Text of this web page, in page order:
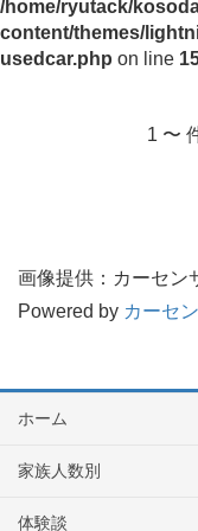
/home/ryutack/
content/themes/
usedcar.php on line
1 〜
画像提供：カーセン
Powered by カーセ
ホーム
家族人数別
体験談